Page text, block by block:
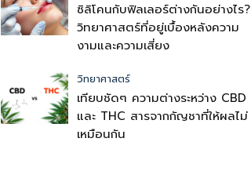
ซิลิโคนกับฟิลเลอร์ต่างกันอย่างไร?
วิทยาศาสตร์ที่อยู่เบื้องหลังความ
งามและความเสี่ยง
วิทยาศาสตร์
เทียบชัดๆ ความต่างระหว่าง CBD
และ THC สารจากกัญชาที่ให้ผลไม่
เหมือนกัน